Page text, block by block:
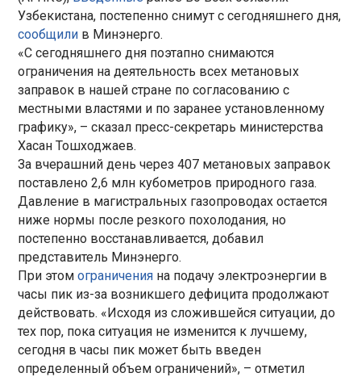
Узбекистана, постепенно снимут с сегодняшнего дня,
сообщили в Минэнерго.
«С сегодняшнего дня поэтапно снимаются
ограничения на деятельность всех метановых
заправок в нашей стране по согласованию с
местными властями и по заранее установленному
графику», – сказал пресс-секретарь министерства
Хасан Тошходжаев.
За вчерашний день через 407 метановых заправок
поставлено 2,6 млн кубометров природного газа.
Давление в магистральных газопроводах остается
ниже нормы после резкого похолодания, но
постепенно восстанавливается, добавил
представитель Минэнерго.
При этомограничения на подачу электроэнергии в
часы пик из-за возникшего дефицита продолжают
действовать. «Исходя из сложившейся ситуации, до
тех пор, пока ситуация не изменится к лучшему,
сегодня в часы пик может быть введен
определенный объем ограничений», – отметил